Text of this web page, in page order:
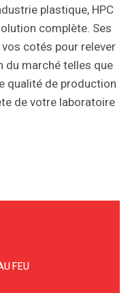
plastique, HPC
complète. Ses
cotés pour relever
du marché telles que
qualité de production
de votre laboratoire
FEU